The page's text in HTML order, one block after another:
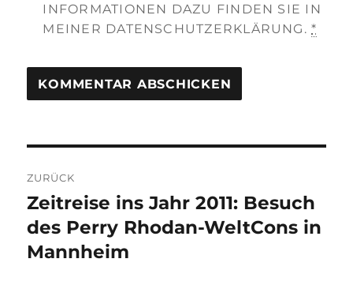
INFORMATIONEN DAZU FINDEN SIE IN
MEINER DATENSCHUTZERKLÄRUNG.*
ZURÜCK
Vorheriger
Beitrag:
Zeitreise ins Jahr 2011: Besuch
des Perry Rhodan-WeltCons in
Mannheim